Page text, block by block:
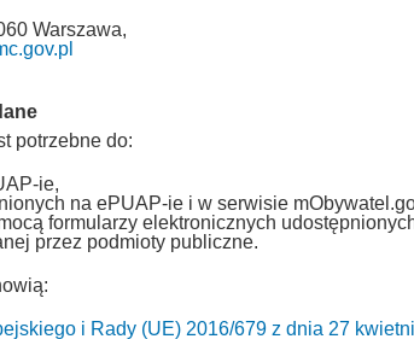
Warszawa,
potrzebne do:
ie,
na ePUAP-ie i w serwisie
formularzy elektronicznych
przez podmioty publiczne.
i Rady (UE) 2016/679 z dnia 27